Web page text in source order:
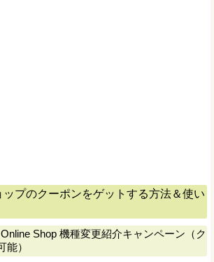
プのクーポンをゲットする方法＆使い
Online Shop 機種変更紹介キャンペーン（ク
能）